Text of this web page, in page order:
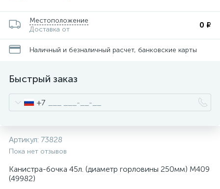
Местоположение
Доставка от
0 ₽
Наличный и безналичный расчет, банковские карты
Быстрый заказ
+7
Артикул: 73828
Пока нет отзывов
Канистра-бочка 45л. (диаметр горловины 250мм) М409
(49982)